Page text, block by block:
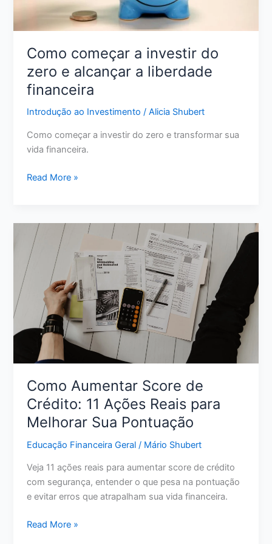
Caos
Como começar a investir do
zero e alcançar a liberdade
financeira
Introdução ao Investimento /Alicia Shubert
Como começar a investir do zero e transformar sua
vida financeira.
Como
investir
do
zero
e
alcançar
liberdade
financeira
Read More »
Como Aumentar Score de
Crédito: 11 Ações Reais para
Melhorar Sua Pontuação
Educação Financeira Geral / Mário Shubert
Veja 11 ações reais para aumentar score de crédito
com segurança, entender o que pesa na pontuação
e evitar erros que atrapalham sua vida financeira.
Como
Read More »